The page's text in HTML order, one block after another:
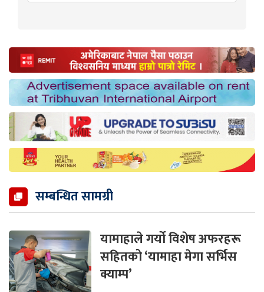
सम्बन्धित सामग्री
यामाहाले गर्यो विशेष अफरहरू
सहितको ‘यामाहा मेगा सर्भिस
क्याम्प’